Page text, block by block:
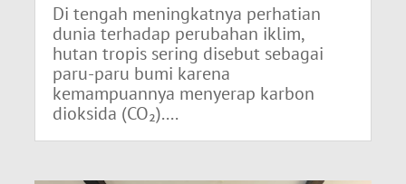
Di tengah meningkatnya perhatian
dunia terhadap perubahan iklim,
hutan tropis sering disebut sebagai
paru-paru bumi karena
kemampuannya menyerap karbon
dioksida (CO₂)....